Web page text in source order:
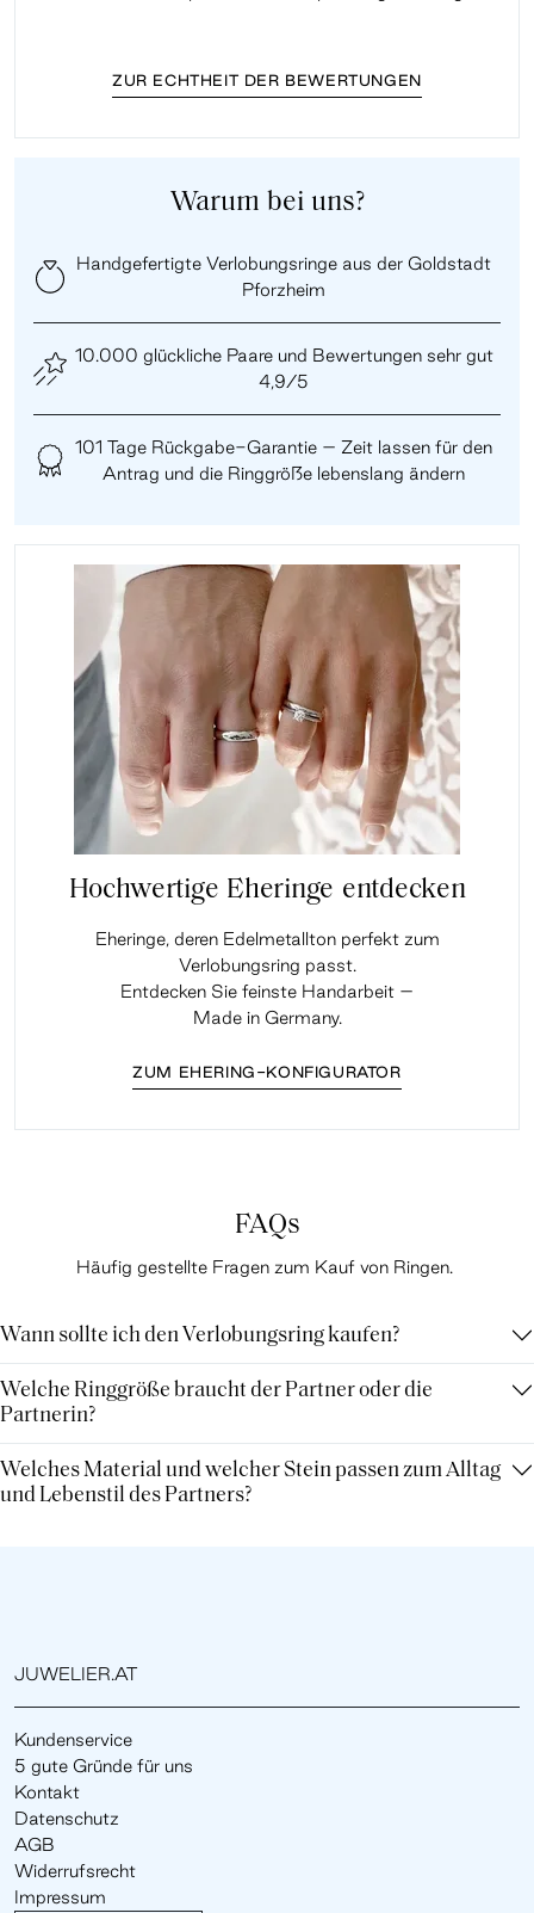
ZUR ECHTHEIT DER BEWERTUNGEN
Warum bei uns?
Handgefertigte Verlobungsringe aus der Goldstadt
Pforzheim
10.000 glückliche Paare und Bewertungen sehr gut
4,9/5
101 Tage Rückgabe-Garantie – Zeit lassen für den
Antrag und die Ringgröße lebenslang ändern
Hochwertige Eheringe entdecken
Eheringe, deren Edelmetallton perfekt zum
Verlobungsring passt.
Entdecken Sie feinste Handarbeit –
Made in Germany.
ZUM EHERING-KONFIGURATOR
FAQs
Häufig gestellte Fragen zum Kauf von Ringen.
Wann sollte ich den Verlobungsring kaufen?
Welche Ringgröße braucht der Partner oder die
Partnerin?
Welches Material und welcher Stein passen zum Alltag
und Lebenstil des Partners?
JUWELIER.AT
Kundenservice
5 gute Gründe für uns
Kontakt
Datenschutz
AGB
Widerrufsrecht
Impressum